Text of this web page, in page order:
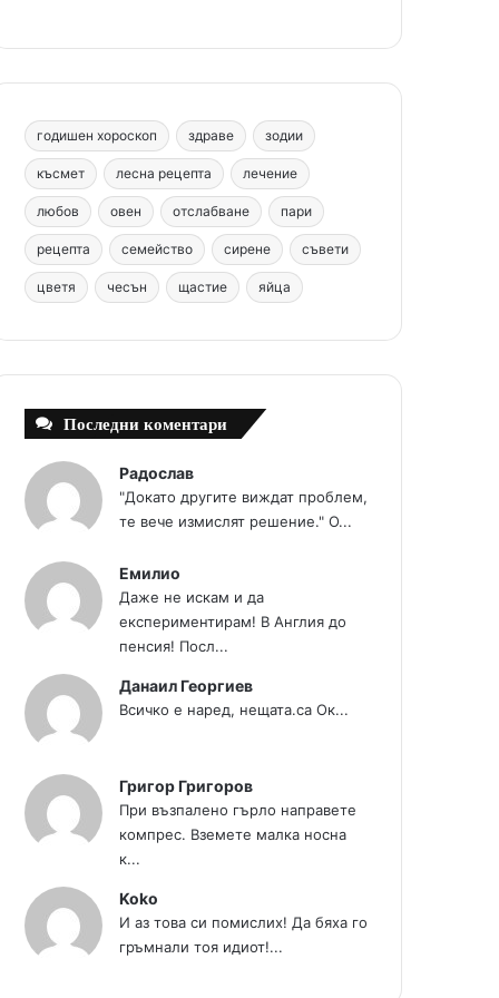
o
o
k
r
e
s
t
b
e
g
r
a
m
m
годишен хороскоп здраве зодии
късмет лесна рецепта лечение
любов овен отслабване пари
рецепта семейство сирене съвети
цветя чесън щастие яйца
Последни коментари
Радослав
"Докато другите виждат проблем,
те вече измислят решение." О...
Емилио
Даже не искам и да
експериментирам! В Англия до
пенсия! Посл...
Данаил Георгиев
Всичко е наред, нещата.са Ок...
Григор Григоров
При възпалено гърло направете
компрес. Вземете малка носна
к...
Koko
И аз това си помислих! Да бяха го
гръмнали тоя идиот!...